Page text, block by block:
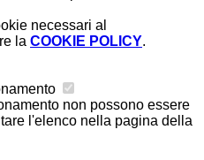
necessari al
la COOKIE POLICY.
non possono essere
l'elenco nella pagina della